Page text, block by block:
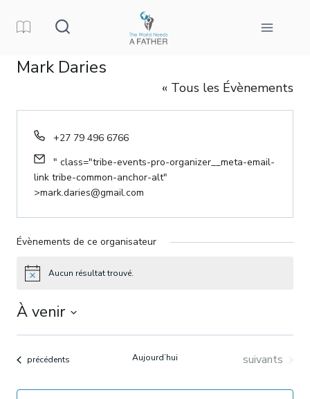
Mark Daries
« Tous les Évènements
Téléphone
+27 79 496 6766
E-
mail
" class="tribe-events-pro-organizer__meta-email-
link tribe-common-anchor-alt"
>mark.daries@gmail.com
Évènements de ce organisateur
Avis Aucun résultat trouvé.
À venir
Sélectionnez
date.
Évènements
précédents Aujourd’hui Évènements
suivants